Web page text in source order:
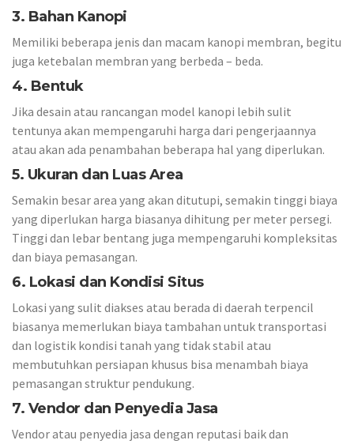
3. Bahan Kanopi
Memiliki beberapa jenis dan macam kanopi membran, begitu
juga ketebalan membran yang berbeda – beda.
4. Bentuk
Jika desain atau rancangan model kanopi lebih sulit
tentunya akan mempengaruhi harga dari pengerjaannya
atau akan ada penambahan beberapa hal yang diperlukan.
5. Ukuran dan Luas Area
Semakin besar area yang akan ditutupi, semakin tinggi biaya
yang diperlukan harga biasanya dihitung per meter persegi.
Tinggi dan lebar bentang juga mempengaruhi kompleksitas
dan biaya pemasangan.
6. Lokasi dan Kondisi Situs
Lokasi yang sulit diakses atau berada di daerah terpencil
biasanya memerlukan biaya tambahan untuk transportasi
dan logistik kondisi tanah yang tidak stabil atau
membutuhkan persiapan khusus bisa menambah biaya
pemasangan struktur pendukung.
7. Vendor dan Penyedia Jasa
Vendor atau penyedia jasa dengan reputasi baik dan